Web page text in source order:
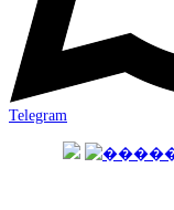
Telegram